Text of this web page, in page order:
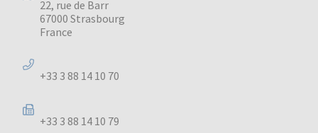
22, rue de Barr
67000 Strasbourg
France
+33 3 88 14 10 70
+33 3 88 14 10 79